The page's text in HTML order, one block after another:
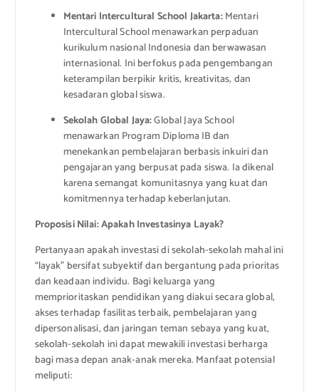
Mentari Intercultural School Jakarta:Mentari
Intercultural School menawarkan perpaduan
kurikulum nasional Indonesia dan berwawasan
internasional. Ini berfokus pada pengembangan
keterampilan berpikir kritis, kreativitas, dan
kesadaran global siswa.
Sekolah Global Jaya:Global Jaya School
menawarkan Program Diploma IB dan
menekankan pembelajaran berbasis inkuiri dan
pengajaran yang berpusat pada siswa. Ia dikenal
karena semangat komunitasnya yang kuat dan
komitmennya terhadap keberlanjutan.
Proposisi Nilai: Apakah Investasinya Layak?
Pertanyaan apakah investasi di sekolah-sekolah mahal ini
“layak” bersifat subyektif dan bergantung pada prioritas
dan keadaan individu. Bagi keluarga yang
memprioritaskan pendidikan yang diakui secara global,
akses terhadap fasilitas terbaik, pembelajaran yang
dipersonalisasi, dan jaringan teman sebaya yang kuat,
sekolah-sekolah ini dapat mewakili investasi berharga
bagi masa depan anak-anak mereka. Manfaat potensial
meliputi: